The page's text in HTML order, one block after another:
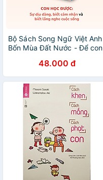
Bộ Sách Song Ngữ Việt Anh
Bốn Mùa Đất Nước - Để con
tự hào về quê hương, đất
nước
48.000 đ